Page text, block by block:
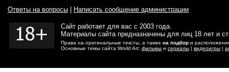
Ответы на вопросы Написать сообщение администрации
Сайт работает для вас с 2003 года.
Материалы сайта предназначены для лиц 18 лет и
Права на оригинальные тексты, а также на подбор и
Основные темы сайта World Art: фильмы и сериалы | видеоигры |